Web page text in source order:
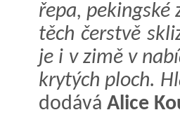
řepa, pekingské
těch čerstvě
je i v zimě v
krytých ploch.
dodává Alice